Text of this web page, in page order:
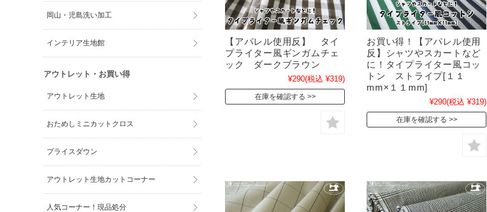
【アパレル使用反】 タイ
プライター風ギンガムチェ
ック ダークブラウン
¥290(税込 ¥319)
在庫を確認する
お買い得！【アパレル使用
反】シャツやスカートなど
に！タイプライター風コッ
トン ストライプ[１１
mm×１１mm]
¥290(税込 ¥319)
在庫を確認する
岡山・児島洗い加工
インテリア生地館
アウトレット・お買い得
アウトレット生地
おためしミニカットクロス
プライスダウン
アウトレット生地カットコーナー
人気コーナー！現品処分